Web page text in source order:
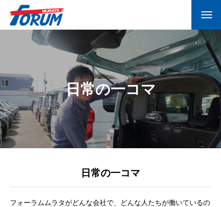
日常の一コマ
日常の一コマ
フォーラムムラタがどんな会社で、どんな人たちが働いているの